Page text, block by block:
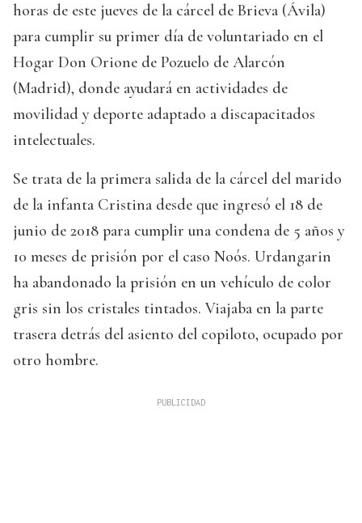
horas de este jueves de la cárcel de Brieva (Ávila)
para cumplir su primer día de voluntariado en el
Hogar Don Orione de Pozuelo de Alarcón
(Madrid), donde ayudará en actividades de
movilidad y deporte adaptado a discapacitados
intelectuales.
Se trata de la primera salida de la cárcel del marido
de la infanta Cristina desde que ingresó el 18 de
junio de 2018 para cumplir una condena de 5 años y
10 meses de prisión por el caso Noós. Urdangarin
ha abandonado la prisión en un vehículo de color
gris sin los cristales tintados. Viajaba en la parte
trasera detrás del asiento del copiloto, ocupado por
otro hombre.